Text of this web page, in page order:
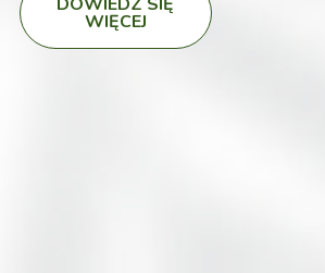
WIĘCEJ